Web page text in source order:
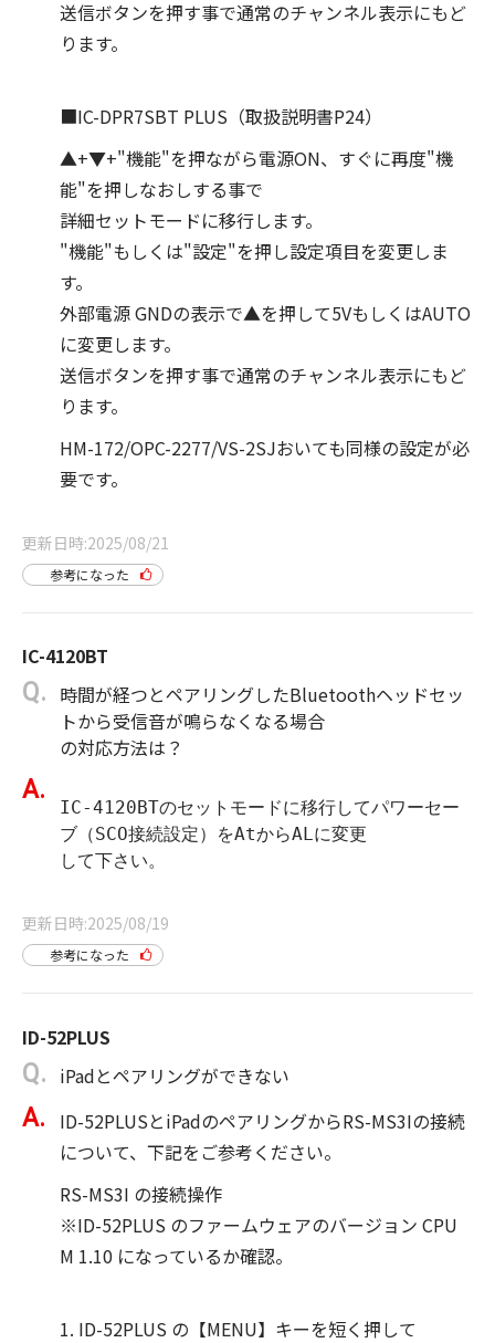
送信ボタンを押す事で通常のチャンネル表示にもど
ります。
■IC-DPR7SBT PLUS（取扱説明書P24）
▲+▼+"機能"を押ながら電源ON、すぐに再度"機
能"を押しなおしする事で
詳細セットモードに移行します。
"機能"もしくは"設定"を押し設定項目を変更しま
す。
外部電源 GNDの表示で▲を押して5VもしくはAUTO
に変更します。
送信ボタンを押す事で通常のチャンネル表示にもど
ります。
HM-172/OPC-2277/VS-2SJおいても同様の設定が必
要です。
更新日時 2025/08/21
参考になった
IC-4120BT
時間が経つとペアリングしたBluetoothヘッドセッ
トから受信音が鳴らなくなる場合
の対応方法は？
IC-4120BTのセットモードに移行してパワーセー
ブ（SCO接続設定）をAtからALに変更
更新日時 2025/08/19
参考になった
ID-52PLUS
iPadとペアリングができない
ID-52PLUSとiPadのペアリングからRS-MS3Iの接続
について、下記をご参考ください。
RS-MS3I の接続操作
※ID-52PLUS のファームウェアのバージョン CPU
M 1.10 になっているか確認。
1. ID-52PLUS の【MENU】キーを短く押して